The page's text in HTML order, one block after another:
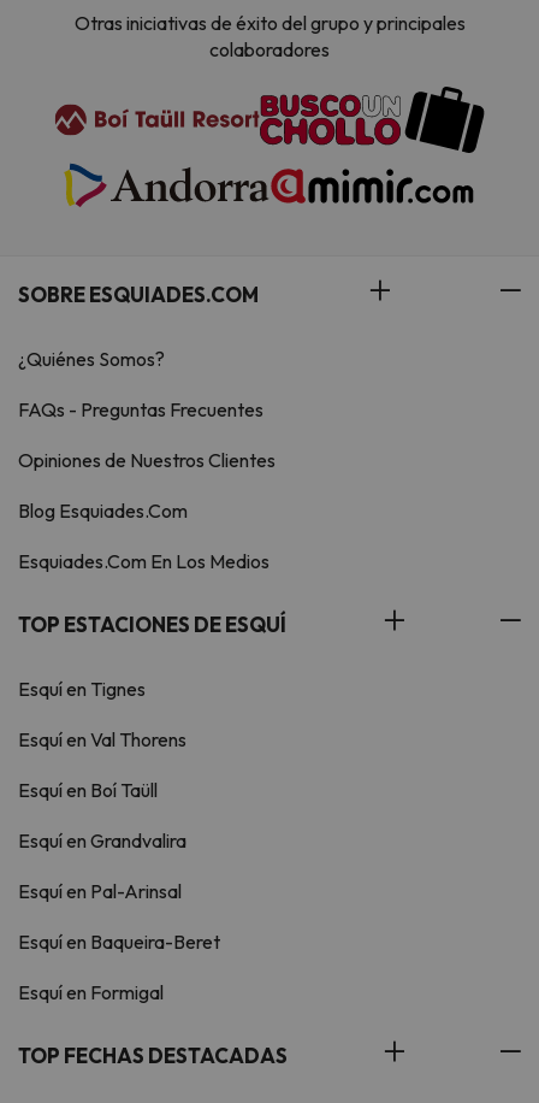
Otras iniciativas de éxito del grupo y principales
colaboradores
SOBRE ESQUIADES.COM
¿Quiénes Somos?
FAQs - Preguntas Frecuentes
Opiniones de Nuestros Clientes
Blog Esquiades.Com
Esquiades.Com En Los Medios
TOP ESTACIONES DE ESQUÍ
Esquí en Tignes
Esquí en Val Thorens
Esquí en Boí Taüll
Esquí en Grandvalira
Esquí en Pal-Arinsal
Esquí en Baqueira-Beret
Esquí en Formigal
TOP FECHAS DESTACADAS